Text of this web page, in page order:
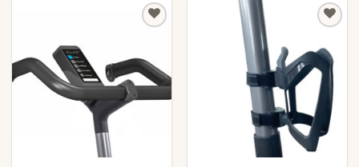
επιθυμιών
στη λίστα
επιθυμιών